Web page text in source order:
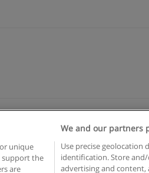
© Educaedu Business S.L. - CIF : B-
unique
support the
are
We and our partners
Use precise geolocation
identification. Store
advertising and content,